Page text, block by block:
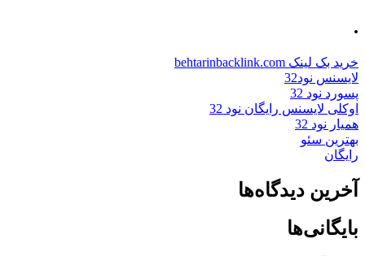
.
خرید بک لینک behtarinbacklink.com
لایسنس نود32
پسورد نود 32
اوکلی لایسنس رایگان نود 32
همیار نود 32
بهترین سئو
رایگان
آخرین دیدگاه‌ها
بایگانی‌ها